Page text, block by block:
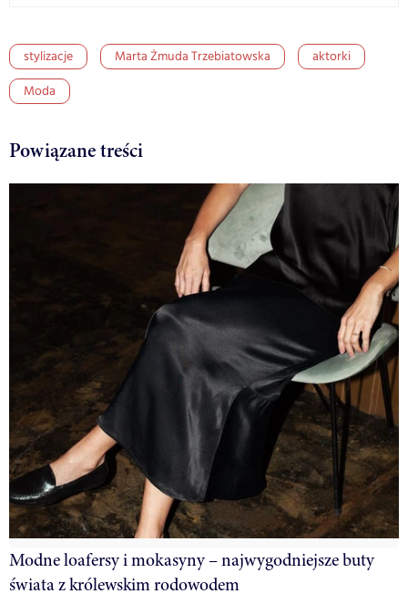
stylizacje Marta Żmuda Trzebiatowska
aktorki
Moda
Powiązane treści
Modne loafersy i mokasyny – najwygodniejsze buty
świata z królewskim rodowodem